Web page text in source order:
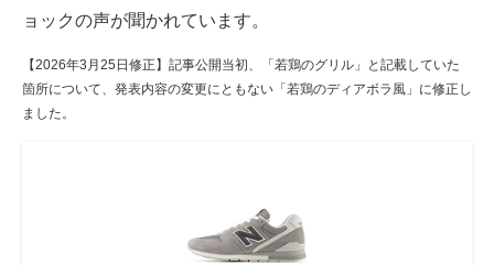
ョックの声が聞かれています。
【2026年3月25日修正】記事公開当初、「若鶏のグリル」と記載していた
箇所について、発表内容の変更にともない「若鶏のディアボラ風」に修正し
ました。